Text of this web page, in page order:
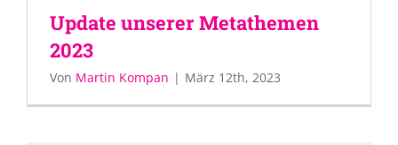
Update unserer Metathemen
2023
Von Martin Kompan | März 12th, 2023